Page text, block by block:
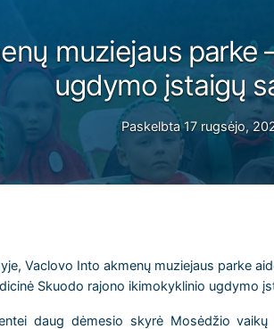
muziejaus
ugdymo įstaigų
Paskelbta 17 rugsėjo,
Vaclovo Into akmenų muziejaus parke
Skuodo rajono ikimokyklinio ugdymo
daug dėmesio skyrė Mosėdžio